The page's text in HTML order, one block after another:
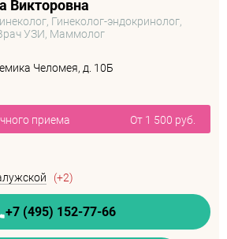
Викторовна
Гинеколог-эндокринолог,
УЗИ, Маммолог
Челомея, д. 10Б
приема От 1 500 руб.
(+2)
+7 (495) 152-77-66